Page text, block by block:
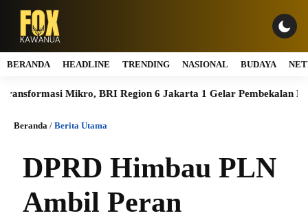
BERANDA HEADLINE TRENDING NASIONAL BUDAYA
Mikro, BRI Region 6 Jakarta 1 Gelar Pembekalan
Beranda / Berita Utama
DPRD Himbau PLN
Ambil Peran